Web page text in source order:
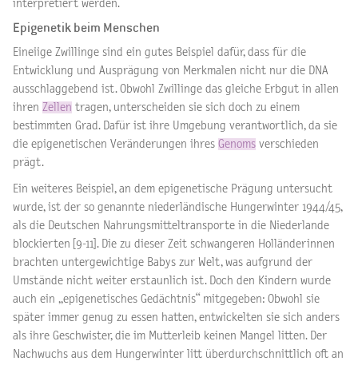
interpretiert werden.
Epigenetik beim Menschen
Eineiige Zwillinge sind ein gutes Beispiel dafür, dass für die
Entwicklung und Ausprägung von Merkmalen nicht nur die DNA
ausschlaggebend ist. Obwohl Zwillinge das gleiche Erbgut in allen
ihren Zellen tragen, unterscheiden sie sich doch zu einem
bestimmten Grad. Dafür ist ihre Umgebung verantwortlich, da sie
die epigenetischen Veränderungen ihres Genoms verschieden
prägt.
Ein weiteres Beispiel, an dem epigenetische Prägung untersucht
wurde, ist der so genannte niederländische Hungerwinter 1944/45,
als die Deutschen Nahrungsmitteltransporte in die Niederlande
blockierten [9-11]. Die zu dieser Zeit schwangeren Holländerinnen
brachten untergewichtige Babys zur Welt, was aufgrund der
Umstände nicht weiter erstaunlich ist. Doch den Kindern wurde
auch ein „epigenetisches Gedächtnis“ mitgegeben: Obwohl sie
später immer genug zu essen hatten, entwickelten sie sich anders
als ihre Geschwister, die im Mutterleib keinen Mangel litten. Der
Nachwuchs aus dem Hungerwinter litt überdurchschnittlich oft an